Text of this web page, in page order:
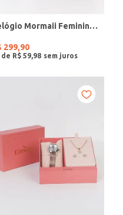
Relógio Mormaii Feminino PRATA
299,90
de R$ 59 98